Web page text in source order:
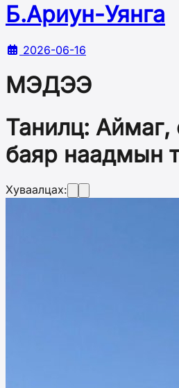
Б.Ариун-Уянга
2026-06-16
МЭДЭЭ
Танилц:
баяр наадмын
Хуваалцах: